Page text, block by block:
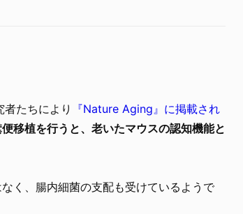
たちにより
『Nature Aging』に掲載され
移植を行うと、老いたマウスの認知機能と
く、腸内細菌の支配も受けているようで